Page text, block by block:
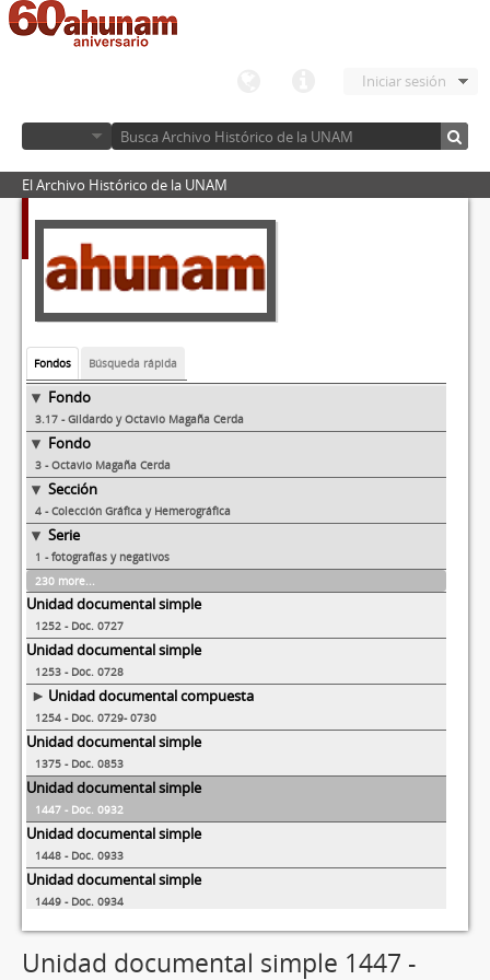
Iniciar sesión
El Archivo Histórico de la UNAM
Fondos Búsqueda rápida
Fondo
3.17 - Gildardo y Octavio Magaña Cerda
Fondo
3 - Octavio Magaña Cerda
Sección
4 - Colección Gráfica y Hemerográfica
Serie
1 - fotografías y negativos
230 more...
Unidad documental simple
1252 - Doc. 0727
Unidad documental simple
1253 - Doc. 0728
Unidad documental compuesta
1254 - Doc. 0729- 0730
Unidad documental simple
1375 - Doc. 0853
Unidad documental simple
1447 - Doc. 0932
Unidad documental simple
1448 - Doc. 0933
Unidad documental simple
1449 - Doc. 0934
Unidad documental simple
Unidad documental simple 1447 -